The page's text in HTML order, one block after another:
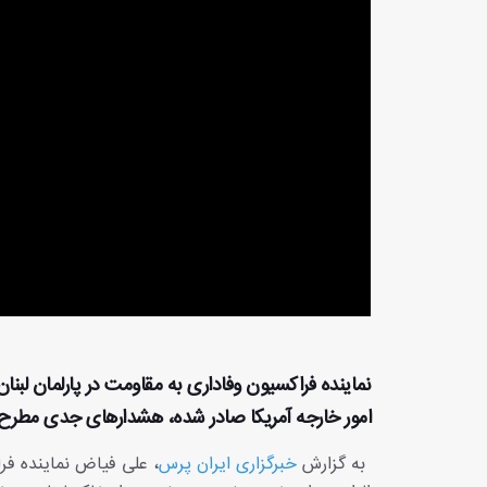
نماینده فراکسیون وفاداری به مقاومت در پارلمان
امور خارجه آمریکا صادر شده، هشدارهای جدی
به گزارشخبرگزاری ایران پرس، علی فیاض نماینده